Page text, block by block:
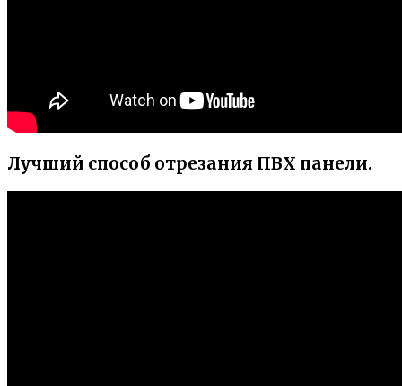
Лучший способ отрезания ПВХ панели.